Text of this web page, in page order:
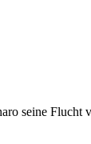
seine